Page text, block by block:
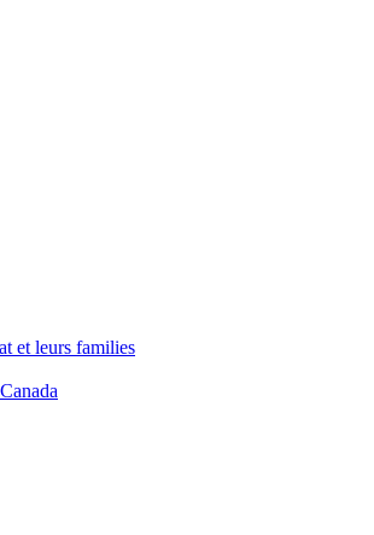
et leurs families